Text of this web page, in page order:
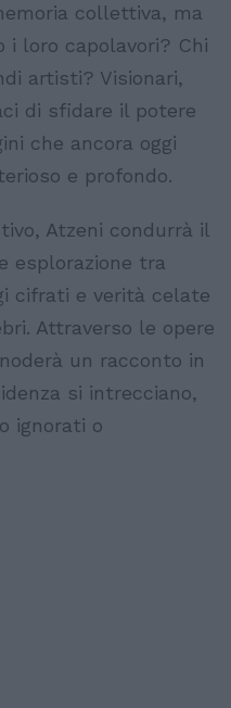
collettiva, ma
i loro capolavori? Chi
artisti? Visionari,
di sfidare il potere
che ancora oggi
e profondo.
Atzeni condurrà il
esplorazione tra
cifrati e verità celate
Attraverso le opere
un racconto in
si intrecciano,
ignorati o